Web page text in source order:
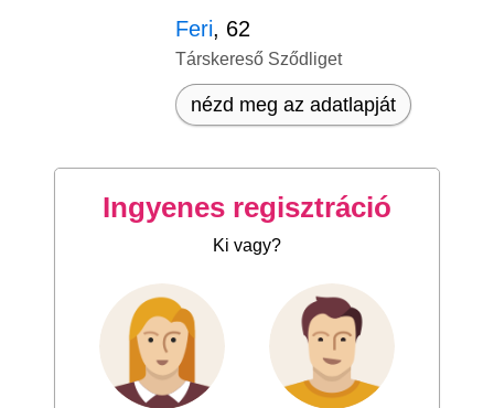
Feri, 62
Társkereső Sződliget
nézd meg az adatlapját
Ingyenes regisztráció
Ki vagy?